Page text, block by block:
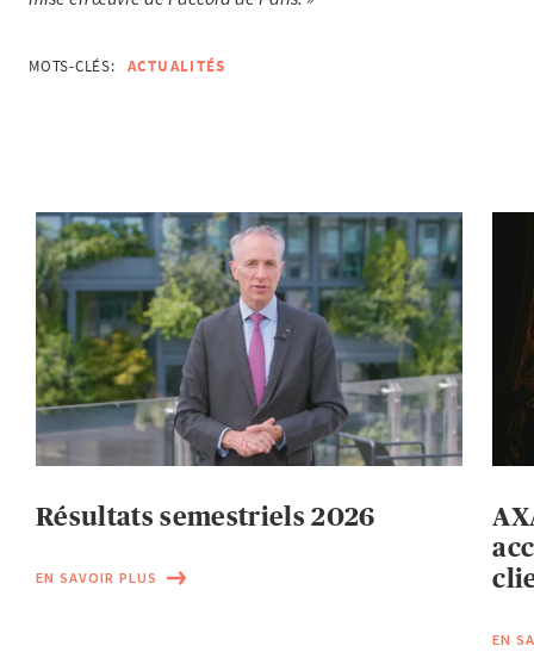
MOTS-CLÉS: ACTUALITÉS
Résultats semestriels 2026
EN SAVOIR PLUS
EN